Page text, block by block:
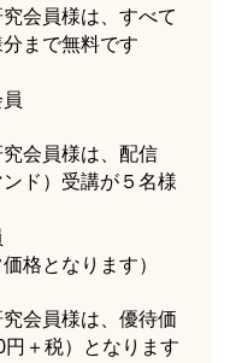
会員様は、すべて
まで無料です
会員様は、配信
ンド）受講が５名様
格となります）
会員様は、優待価
＋税）となります